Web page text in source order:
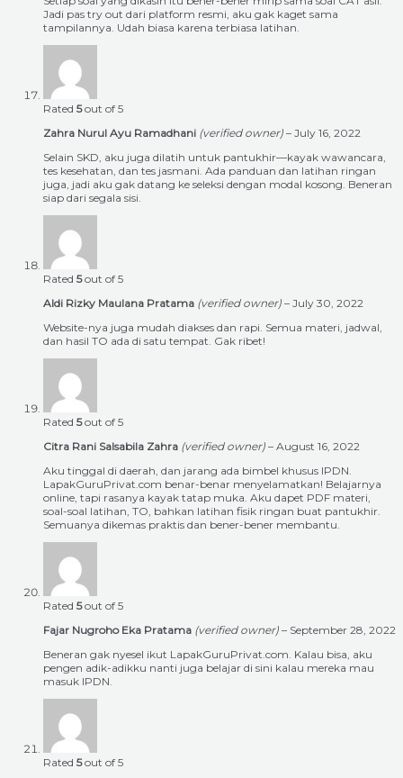
Jadi pas try out dari platform resmi, aku gak kaget sama
tampilannya. Udah biasa karena terbiasa latihan.
Rated 5out of 5
Zahra Nurul Ayu Ramadhani (verified owner) – July 16, 2022
Selain SKD, aku juga dilatih untuk pantukhir—kayak wawancara,
tes kesehatan, dan tes jasmani. Ada panduan dan latihan ringan
juga, jadi aku gak datang ke seleksi dengan modal kosong. Beneran
siap dari segala sisi.
Rated 5out of 5
Aldi Rizky Maulana Pratama (verified owner) – July 30, 2022
Website-nya juga mudah diakses dan rapi. Semua materi, jadwal,
dan hasil TO ada di satu tempat. Gak ribet!
Rated 5out of 5
Citra Rani Salsabila Zahra (verified owner) – August 16, 2022
Aku tinggal di daerah, dan jarang ada bimbel khusus IPDN.
LapakGuruPrivat.com benar-benar menyelamatkan! Belajarnya
online, tapi rasanya kayak tatap muka. Aku dapet PDF materi,
soal-soal latihan, TO, bahkan latihan fisik ringan buat pantukhir.
Semuanya dikemas praktis dan bener-bener membantu.
Rated 5out of 5
Fajar Nugroho Eka Pratama (verified owner) – September 28, 2022
Beneran gak nyesel ikut LapakGuruPrivat.com. Kalau bisa, aku
pengen adik-adikku nanti juga belajar di sini kalau mereka mau
masuk IPDN.
Rated 5out of 5